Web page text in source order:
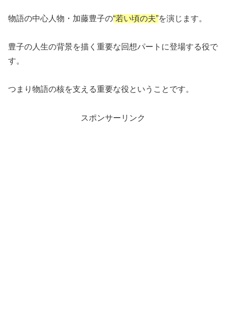
物語の中心人物・加藤豊子の“若い頃の夫”を演じます。
豊子の人生の背景を描く重要な回想パートに登場する役で
す。
つまり物語の核を支える重要な役ということです。
スポンサーリンク